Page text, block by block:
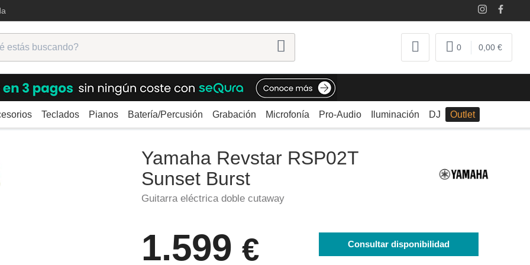
0 0,00 €
Teclados Pianos Batería/Percusión Grabación Microfonía Pro-Audio Iluminación DJ Outlet
Double Cutaway Yamaha Revstar RSP02T Sunset Burst
Yamaha Revstar RSP02T
Sunset Burst
Guitarra eléctrica doble cutaway
1.599 € Consultar disponibilidad